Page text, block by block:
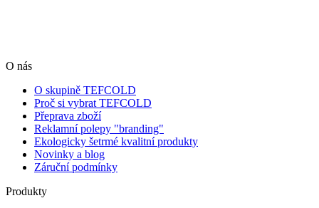
O nás
O skupině TEFCOLD
Proč si vybrat TEFCOLD
Přeprava zboží
Reklamní polepy "branding"
Ekologicky šetrmé kvalitní produkty
Novinky a blog
Záruční podmínky
Produkty